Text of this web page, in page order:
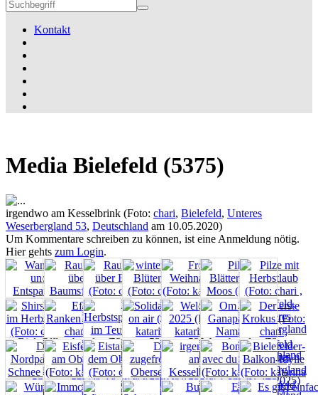
Kontakt
Media Bielefeld (5375)
irgendwo am Kesselbrink (Foto: chari, Bielefeld, Unteres
Weserbergland 53, Deutschland am 10.05.2020)
Um Kommentare schreiben zu können, ist eine Anmeldung nötig.
Hier gehts zum Login.